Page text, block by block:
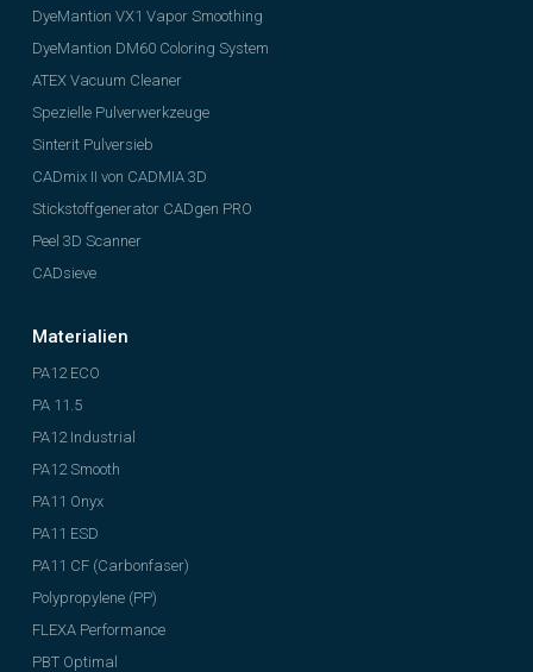
DyeMantion VX1 Vapor Smoothing
DyeMantion DM60 Coloring System
ATEX Vacuum Cleaner
Spezielle Pulverwerkzeuge
Sinterit Pulversieb
CADmix II von CADMIA 3D
Stickstoffgenerator CADgen PRO
Peel 3D Scanner
CADsieve
Materialien
PA12 ECO
PA 11.5
PA12 Industrial
PA12 Smooth
PA11 Onyx
PA11 ESD
PA11 CF (Carbonfaser)
Polypropylene (PP)
FLEXA Performance
PBT Optimal